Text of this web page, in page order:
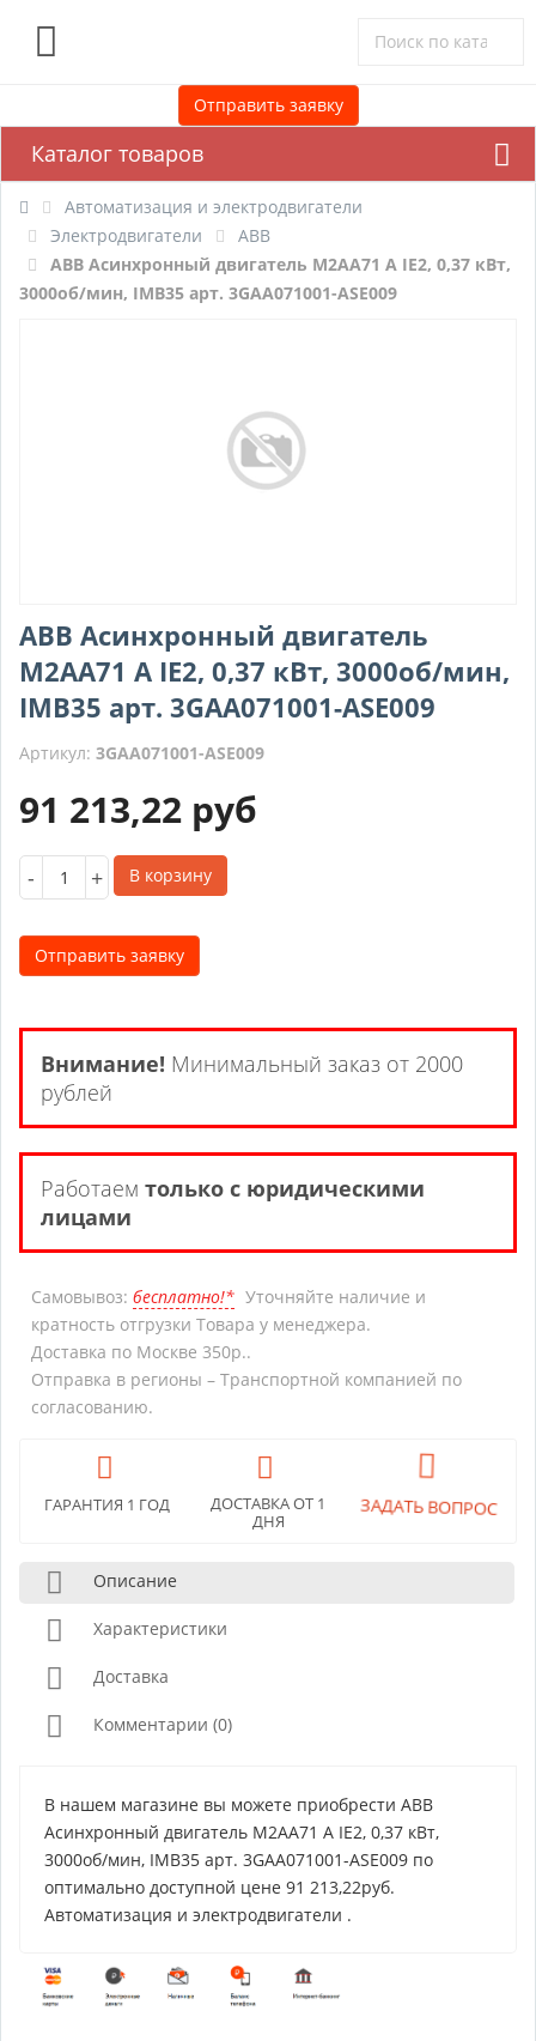
Отправить заявку
Каталог товаров
Автоматизация и электродвигатели
Электродвигатели
ABB
ABB Асинхронный двигатель M2AA71 A IE2, 0,37 кВт,
3000об/мин, IMB35 арт. 3GAA071001-ASE009
ABB Асинхронный двигатель
M2AA71 A IE2, 0,37 кВт, 3000об/мин,
IMB35 арт. 3GAA071001-ASE009
Артикул: 3GAA071001-ASE009
91 213,22 руб
- + В корзину
Отправить заявку
Внимание! Минимальный заказ от 2000
рублей
Работаем только с юридическими
лицами
Самовывоз: бесплатно!* Уточняйте наличие и
кратность отгрузки Товара у менеджера.
Доставка по Москве 350р..
Отправка в регионы – Транспортной компанией по
согласованию.
ГАРАНТИЯ 1 ГОД
ДОСТАВКА ОТ 1
ДНЯ
ЗАДАТЬ ВОПРОС
Описание
Характеристики
Доставка
Комментарии (0)
В нашем магазине вы можете приобрести ABB
Асинхронный двигатель M2AA71 A IE2, 0,37 кВт,
3000об/мин, IMB35 арт. 3GAA071001-ASE009 по
оптимально доступной цене 91 213,22руб.
Автоматизация и электродвигатели .